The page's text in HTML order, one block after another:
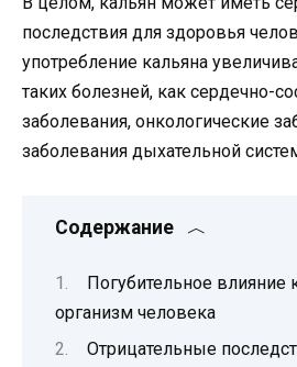
последствия для здоровья
употребление кальяна
таких болезней, как сердечно-
заболевания, онкологические
заболевания дыхательной
Содержание
Погубительное влияние
организм человека
Отрицательные